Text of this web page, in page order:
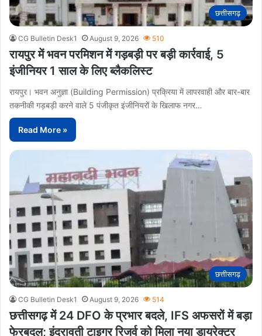
छत्तीसगढ़
CG Bulletin Desk1 August 9, 2026 510
रायपुर में भवन परमिशन में गड़बड़ी पर बड़ी कार्रवाई, 5
इंजीनियर 1 साल के लिए ब्लैकलिस्ट
रायपुर। भवन अनुज्ञा (Building Permission) प्रक्रिया में लापरवाही और बार-बार
तकनीकी गड़बड़ी करने वाले 5 पंजीकृत इंजीनियरों के खिलाफ नगर…
Read More »
छत्तीसगढ़
CG Bulletin Desk1 August 9, 2026 514
छत्तीसगढ़ में 24 DFO के प्रभार बदले, IFS अफसरों में बड़ा
फेरबदल; इंद्रावती टाइगर रिजर्व को मिला नया डायरेक्टर